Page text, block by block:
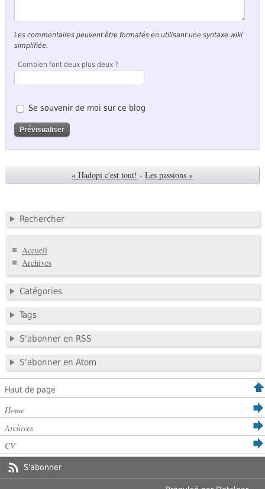
Les commentaires peuvent être formatés en utilisant une syntaxe wiki
simplifiée.
Combien font deux plus deux ?
Se souvenir de moi sur ce blog
« Hadopi c'est tout! - Les passions »
Rechercher
Accueil
Archives
Catégories
Tags
S'abonner en RSS
S'abonner en Atom
Haut de page
Home
Archives
CV
S'abonner